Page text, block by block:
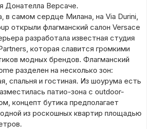
Донателла Версаче.
в самом сердце Милана, на Via Durini,
открыли флагманский салон Versace
разработала известная студия
которая славится громкими
модных брендов. Флагманский
разделен на несколько зон:
спальня и гостиная. Из шоурума есть
патио-зона с outdoor-
концепт бутика предполагает
одной из роскошных квартир площадью